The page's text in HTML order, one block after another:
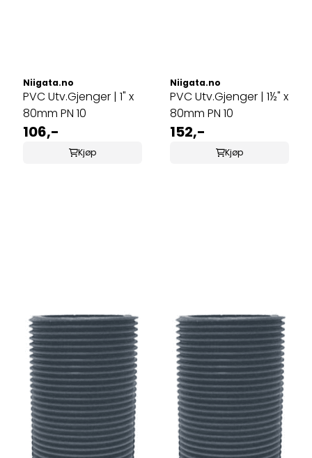
Niigata.no
PVC Utv.Gjenger | 1" x
80mm PN 10
106,-
Kjøp
Niigata.no
PVC Utv.Gjenger | 1½" x
80mm PN 10
152,-
Kjøp